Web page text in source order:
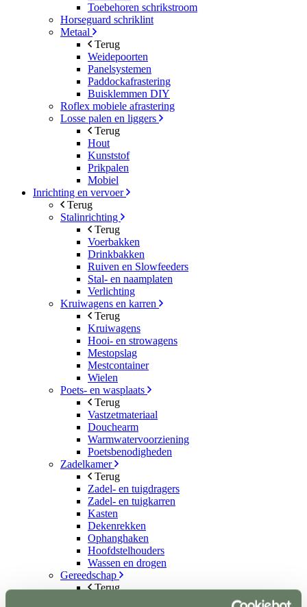
Toebehoren schrikstroom
Horseguard schriklint
Metaal
Terug
Weidepoorten
Panelsystemen
Paddockafrastering
Buisklemmen DIY
Roflex mobiele afrastering
Losse palen en liggers
Terug
Hout
Kunststof
Prikpalen
Mobiel
Inrichting en vervoer
Terug
Stalinrichting
Terug
Voerbakken
Drinkbakken
Ruiven en Slowfeeders
Stal- en naamplaten
Verlichting
Kruiwagens en karren
Terug
Kruiwagens
Hooi- en strowagens
Mestopslag
Mestcontainer
Wielen
Poets- en wasplaats
Terug
Vastzetmateriaal
Douchearm
Warmwatervoorziening
Poetsbenodigheden
Zadelkamer
Terug
Zadel- en tuigdragers
Zadel- en tuigkarren
Kasten
Dekenrekken
Ophanghaken
Hoofdstelhouders
Wassen en drogen
Gereedschap
Terug